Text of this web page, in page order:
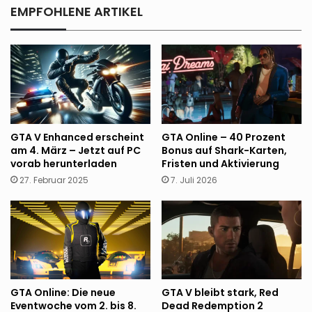
EMPFOHLENE ARTIKEL
GTA V Enhanced erscheint
am 4. März – Jetzt auf PC
vorab herunterladen
27. Februar 2025
GTA Online – 40 Prozent
Bonus auf Shark-Karten,
Fristen und Aktivierung
7. Juli 2026
GTA Online: Die neue
Eventwoche vom 2. bis 8.
GTA V bleibt stark, Red
Dead Redemption 2